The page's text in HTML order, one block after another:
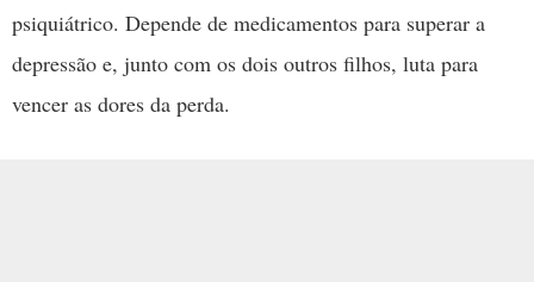
psiquiátrico. Depende de medicamentos para superar a
depressão e, junto com os dois outros filhos, luta para
vencer as dores da perda.